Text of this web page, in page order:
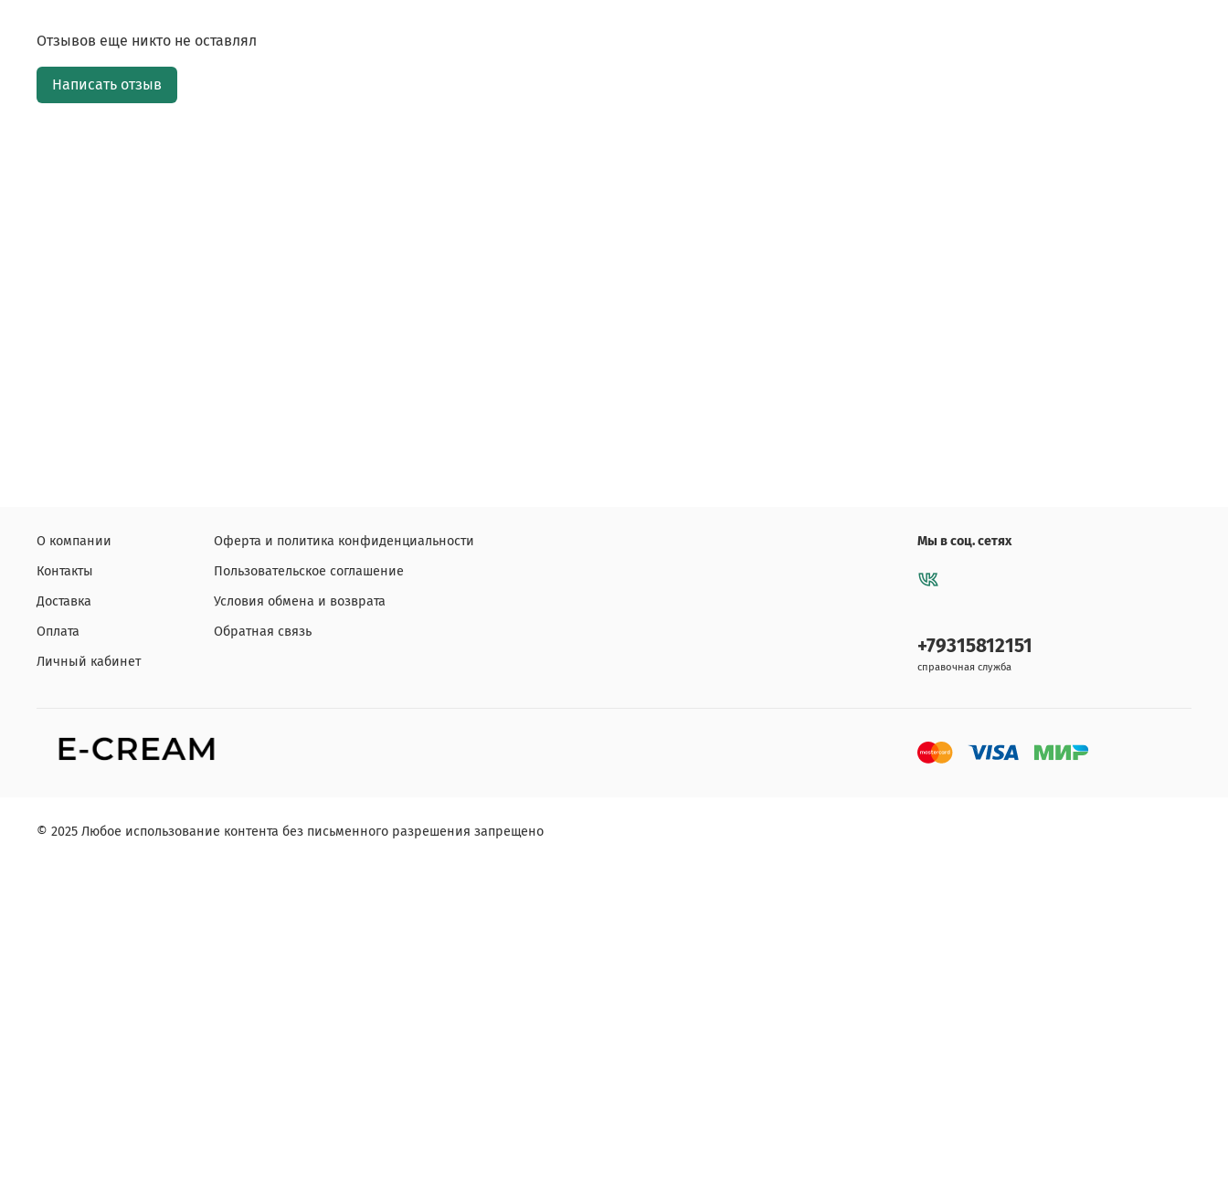
Отзывов еще никто не оставлял
Написать отзыв
О компании
Контакты
Доставка
Оплата
Личный кабинет
Оферта и политика конфиденциальности
Пользовательское соглашение
Условия обмена и возврата
Обратная связь
Мы в соц. сетях
+79315812151
справочная служба
© 2025 Любое использование контента без письменного разрешения запрещено